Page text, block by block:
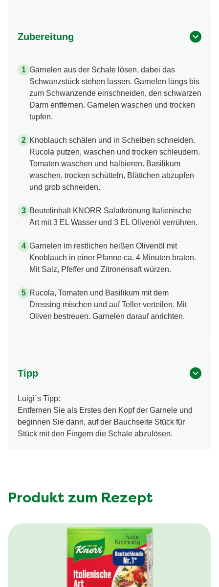
Zubereitung
Garnelen aus der Schale lösen, dabei das
Schwanzstück stehen lassen. Garnelen längs bis
zum Schwanzende einschneiden, den schwarzen
Darm entfernen. Garnelen waschen und trocken
tupfen.
Knoblauch schälen und in Scheiben schneiden.
Rucola putzen, waschen und trocken schleudern.
Tomaten waschen und halbieren. Basilikum
waschen, trocken schütteln, Blättchen abzupfen
und grob schneiden.
Beutelinhalt KNORR Salatkrönung Italienische
Art mit 3 EL Wasser und 3 EL Olivenöl verrühren.
Garnelen im restlichen heißen Olivenöl mit
Knoblauch in einer Pfanne ca. 4 Minuten braten.
Mit Salz, Pfeffer und Zitronensaft würzen.
Rucola, Tomaten und Basilikum mit dem
Dressing mischen und auf Teller verteilen. Mit
Oliven bestreuen. Garnelen darauf anrichten.
Tipp
Luigi´s Tipp:
Entfernen Sie als Erstes den Kopf der Garnele und
beginnen Sie dann, auf der Bauchseite Stück für
Stück mit den Fingern die Schale abzulösen.
Produkt zum Rezept